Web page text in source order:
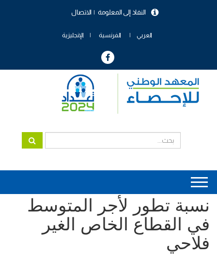
الاتصال النفاذ إلى المعلومة
العربي الفرنسية الإنجليزية
Main
navigation
نسبة تطور لأجر المتوسط
في القطاع الخاص الغير
فلاحي